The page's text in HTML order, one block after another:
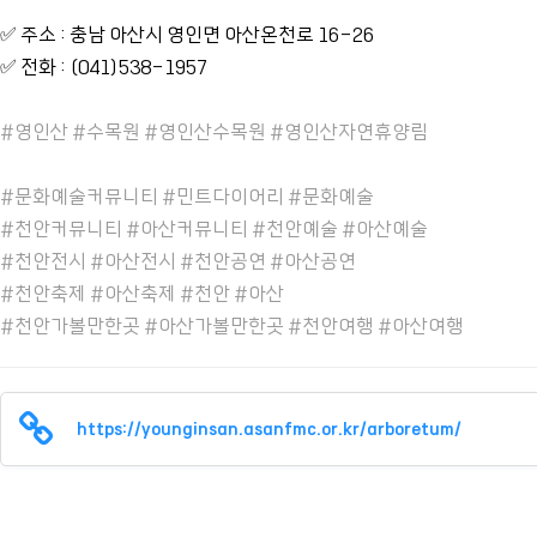
✅ 주소 : 충남 아산시 영인면 아산온천로 16-26
✅ 전화 : (041)538-1957
#영인산 #수목원 #영인산수목원 #영인산자연휴양림
#문화예술커뮤니티 #민트다이어리 #문화예술
#천안커뮤니티 #아산커뮤니티 #천안예술 #아산예술
#천안전시 #아산전시 #천안공연 #아산공연
#천안축제 #아산축제 #천안 #아산
#천안가볼만한곳 #아산가볼만한곳 #천안여행 #아산여행
https://younginsan.asanfmc.or.kr/arboretum/